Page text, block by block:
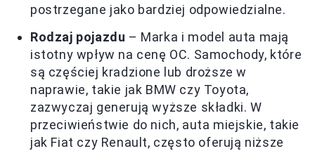
postrzegane jako bardziej odpowiedzialne.
Rodzaj pojazdu – Marka i model auta mają
istotny wpływ na cenę OC. Samochody, które
są częściej kradzione lub droższe w
naprawie, takie jak BMW czy Toyota,
zazwyczaj generują wyższe składki. W
przeciwieństwie do nich, auta miejskie, takie
jak Fiat czy Renault, często oferują niższe